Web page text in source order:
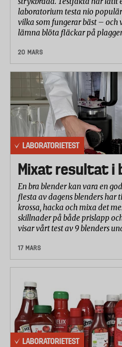
laboratorium testa nio
vilka som fungerar bäst – och
lämna blöta fläckar på
20 MARS
LABORATORIETEST
Mixat resultat i
En bra blender kan vara en
flesta av dagens blenders har
krossa, hacka och mixa det
skillnader på både prislapp
visar vårt test av 9 blenders
17 MARS
LABORATORIETEST